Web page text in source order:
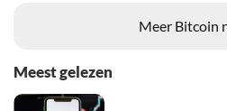
Meer Bitcoin
Meest gelezen